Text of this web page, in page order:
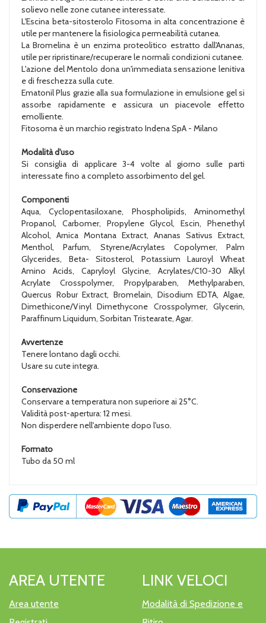
solievo nelle zone cutanee interessate.
L'Escina beta-sitosterolo Fitosoma in alta concentrazione è
utile per mantenere la fisiologica permeabilità cutanea.
La Bromelina è un enzima proteolitico estratto dall'Ananas,
utile per ripristinare/recuperare le normali condizioni cutanee.
L'azione del Mentolo dona un'immediata sensazione lenitiva
e di freschezza sulla cute.
Ematonil Plus grazie alla sua formulazione in emulsione gel si
assorbe rapidamente e assicura un piacevole effetto
emolliente.
Fitosoma è un marchio registrato Indena SpA - Milano
Modalità d'uso
Si consiglia di applicare 3-4 volte al giorno sulle parti
interessate fino a completo assorbimento del gel.
Componenti
Aqua, Cyclopentasiloxane, Phospholipids, Aminomethyl
Propanol, Carbomer, Propylene Glycol, Escin, Phenethyl
Alcohol, Arnica Montana Extract, Ananas Sativus Extract,
Menthol, Parfum, Styrene/Acrylates Copolymer, Palm
Glycerides, Beta- Sitosterol, Potassium Lauroyl Wheat
Amino Acids, Capryloyl Glycine, Acrylates/C10-30 Alkyl
Acrylate Crosspolymer, Propylparaben, Methylparaben,
Quercus Robur Extract, Bromelain, Disodium EDTA, Algae,
Dimethicone/Vinyl Dimethycone Crosspolymer, Glycerin,
Paraffinum Liquidum, Sorbitan Tristearate, Agar.
Avvertenze
Tenere lontano dagli occhi.
Usare su cute integra.
Conservazione
Conservare a temperatura non superiore ai 25°C.
Validità post-apertura: 12 mesi.
Non disperdere nell'ambiente dopo l'uso.
Formato
Tubo da 50 ml
AREA UTENTE
Area utente
LINK VELOCI
Modalità di Spedizione e